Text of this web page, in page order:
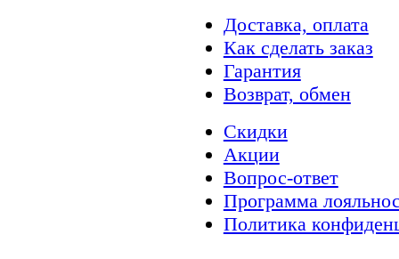
Доставка, оплата
Как сделать заказ
Гарантия
Возврат, обмен
Скидки
Акции
Вопрос-ответ
Программа
Политика